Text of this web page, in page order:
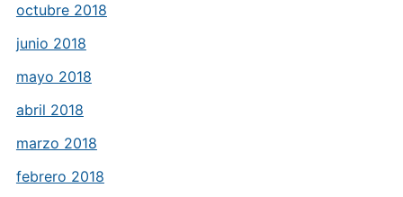
octubre 2018
junio 2018
mayo 2018
abril 2018
marzo 2018
febrero 2018